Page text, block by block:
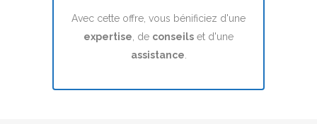
Avec cette offre, vous bénificiez d'une
expertise, de conseils et d'une
assistance.